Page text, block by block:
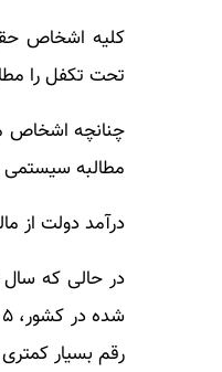
تحت تکفل را مطابق
مطالبه سیستمی
درآمد دولت از
رقم بسیار